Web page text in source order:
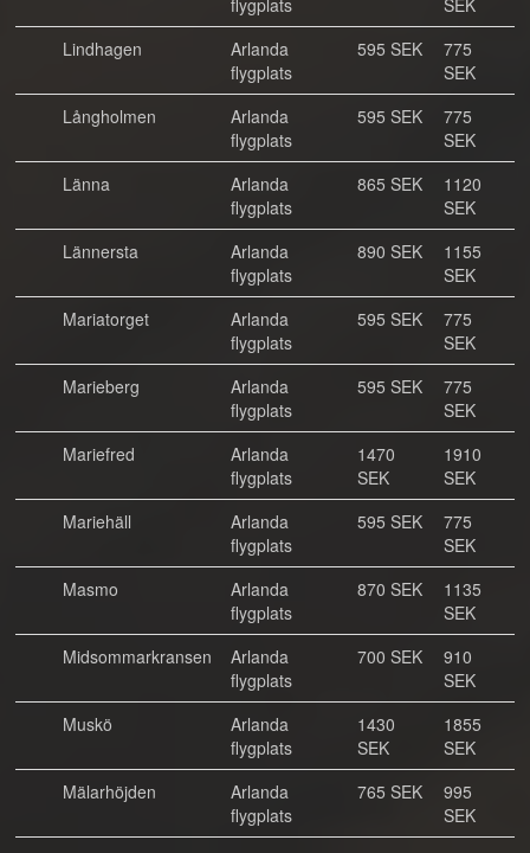
flygplats
SEK
Lindhagen
Arlanda
flygplats
595 SEK
775
SEK
Långholmen
Arlanda
flygplats
595 SEK
775
SEK
Länna
Arlanda
flygplats
865 SEK
1120
SEK
Lännersta
Arlanda
flygplats
890 SEK
1155
SEK
Mariatorget
Arlanda
flygplats
595 SEK
775
SEK
Marieberg
Arlanda
flygplats
595 SEK
775
SEK
Mariefred
Arlanda
flygplats
1470
SEK
1910
SEK
Mariehäll
Arlanda
flygplats
595 SEK
775
SEK
Masmo
Arlanda
flygplats
870 SEK
1135
SEK
Midsommarkransen
Arlanda
flygplats
700 SEK
910
SEK
Muskö
Arlanda
flygplats
1430
SEK
1855
SEK
Mälarhöjden
Arlanda
flygplats
765 SEK
995
SEK